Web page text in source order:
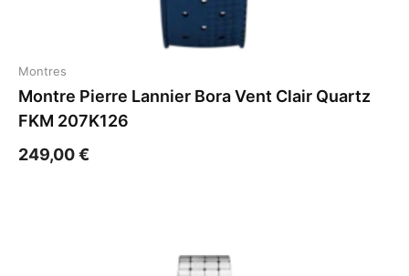
Montres
Montre Pierre Lannier Bora Vent Clair Quartz
FKM 207K126
249,00€